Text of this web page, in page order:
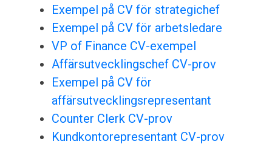
Exempel på CV för strategichef
Exempel på CV för arbetsledare
VP of Finance CV-exempel
Affärsutvecklingschef CV-prov
Exempel på CV för
affärsutvecklingsrepresentant
Counter Clerk CV-prov
Kundkontorepresentant CV-prov